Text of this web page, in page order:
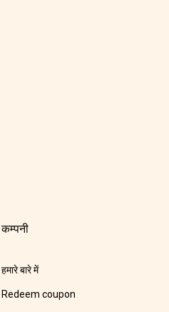
कम्पनी
हमारे बारे में
Redeem coupon